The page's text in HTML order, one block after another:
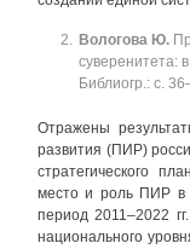
Вологова Ю.
суверенитета:
Библиогр.: с.
Отражены
развития (ПИР)
стратегического
место и роль ПИР в
период 2011‒2022
национального